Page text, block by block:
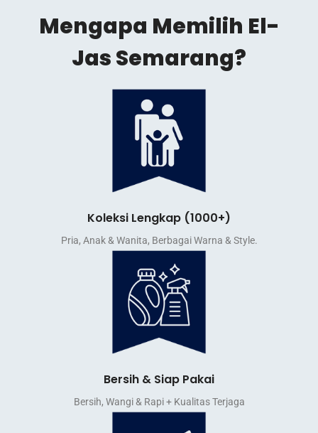
Mengapa Memilih El-
Jas Semarang?
Koleksi Lengkap (1000+)
Pria, Anak & Wanita, Berbagai Warna & Style.
Bersih & Siap Pakai
Bersih, Wangi & Rapi + Kualitas Terjaga